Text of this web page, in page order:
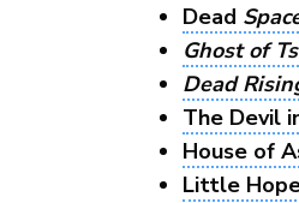
Dead
Ghost of
Dead
The Devil
House of
Little